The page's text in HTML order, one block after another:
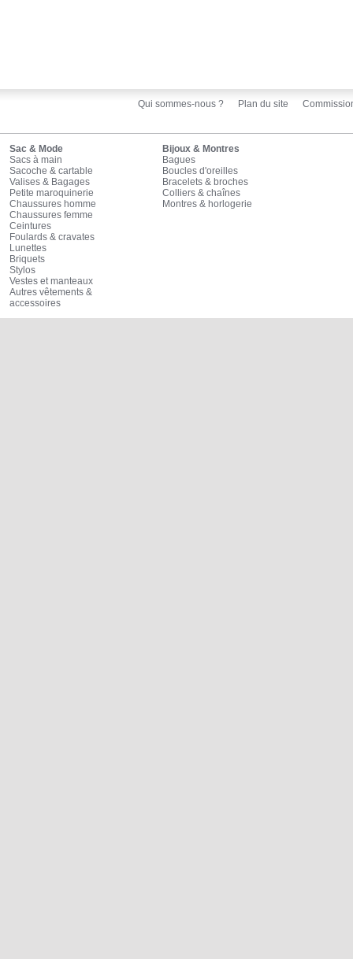
Qui sommes-nous ? Plan du site
Sac & Mode
Sacs à main
Sacoche & cartable
Valises & Bagages
Petite maroquinerie
Chaussures homme
Chaussures femme
Ceintures
Foulards & cravates
Lunettes
Briquets
Stylos
Vestes et manteaux
Autres vêtements &
accessoires
Bijoux & Montres
Bagues
Boucles d'oreilles
Bracelets & broches
Colliers & chaînes
Montres & horlogerie